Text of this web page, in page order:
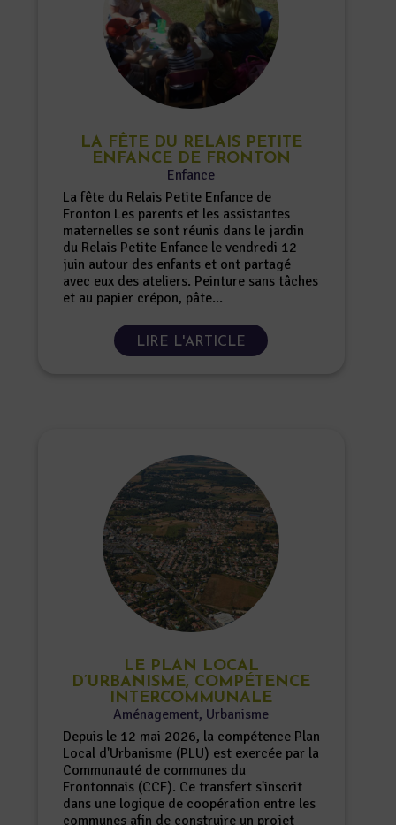
LA FÊTE DU RELAIS PETITE
ENFANCE DE FRONTON
Enfance
La fête du Relais Petite Enfance de
Fronton Les parents et les assistantes
maternelles se sont réunis dans le jardin
du Relais Petite Enfance le vendredi 12
juin autour des enfants et ont partagé
avec eux des ateliers. Peinture sans tâches
et au papier crépon, pâte...
LE PLAN LOCAL
D’URBANISME, COMPÉTENCE
INTERCOMMUNALE
Aménagement, Urbanisme
Depuis le 12 mai 2026, la compétence Plan
Local d'Urbanisme (PLU) est exercée par la
Communauté de communes du
Frontonnais (CCF). Ce transfert s'inscrit
dans une logique de coopération entre les
communes afin de construire un projet